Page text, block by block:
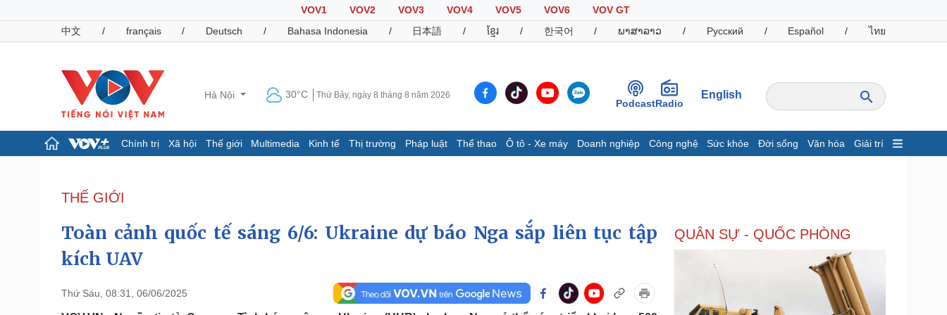
VOV1 VOV2 VOV3 VOV4 VOV5 VOV6
VOV GT
中文
/ français / Deutsch / Bahasa Indonesia / 日本語 / ខ្មែរ / 한국어 / ພາສາລາວ / Русский / Español / ไทย
Hà Nội 30°C Thứ Bảy, ngày 8 tháng 8 năm 2026
PodcastRadio
English
Chính trị Xã hội Thế giới Multimedia Kinh tế Thị trường Pháp luật Thể thao Ô tô - Xe máy Doanh nghiệp Công nghệ Sức khỏe Đời sống Văn hóa Giải trí
Đảng
Tổ chức nhân sự
Nhận diện sự thật
Giáo dục
Dấu ấn VOV
E-Magazine
Infographic
Chứng khoán
Pháp luật
Thể thao
Ô tô - Xe máy
Doanh nghiệp
Thông tin doanh nghiệp
Sành điệu
THẾ GIỚI
Toàn cảnh quốc tế sáng 6/6: Ukraine dự báo Nga sắp liên tục tập
kích UAV
Thứ Sáu, 08:31, 06/06/2025
QUÂN SỰ - QUỐC PHÒNG